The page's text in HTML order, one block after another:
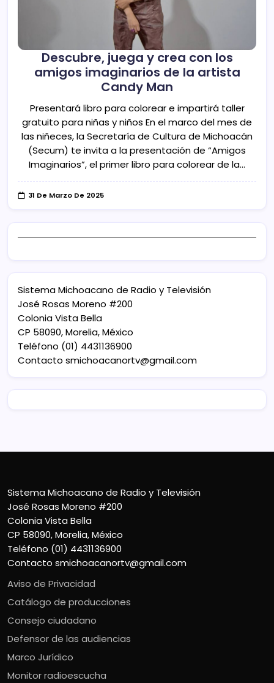
Descubre, juega y crea con los
amigos imaginarios de la artista
Candy Man
Presentará libro para colorear e impartirá taller
gratuito para niñas y niños En el marco del mes de
las niñeces, la Secretaría de Cultura de Michoacán
(Secum) te invita a la presentación de “Amigos
Imaginarios”, el primer libro para colorear de la…
31 De Marzo De 2025
Sistema Michoacano de Radio y Televisión
José Rosas Moreno #200
Colonia Vista Bella
CP 58090, Morelia, México
Teléfono (01) 4431136900
Contacto smichoacanortv@gmail.com
Sistema Michoacano de Radio y Televisión
José Rosas Moreno #200
Colonia Vista Bella
CP 58090, Morelia, México
Teléfono (01) 4431136900
Contacto smichoacanortv@gmail.com
Aviso de Privacidad
Catálogo de producciones
Consejo ciudadano
Defensor de las audiencias
Marco Jurídico
Monitor radioescucha